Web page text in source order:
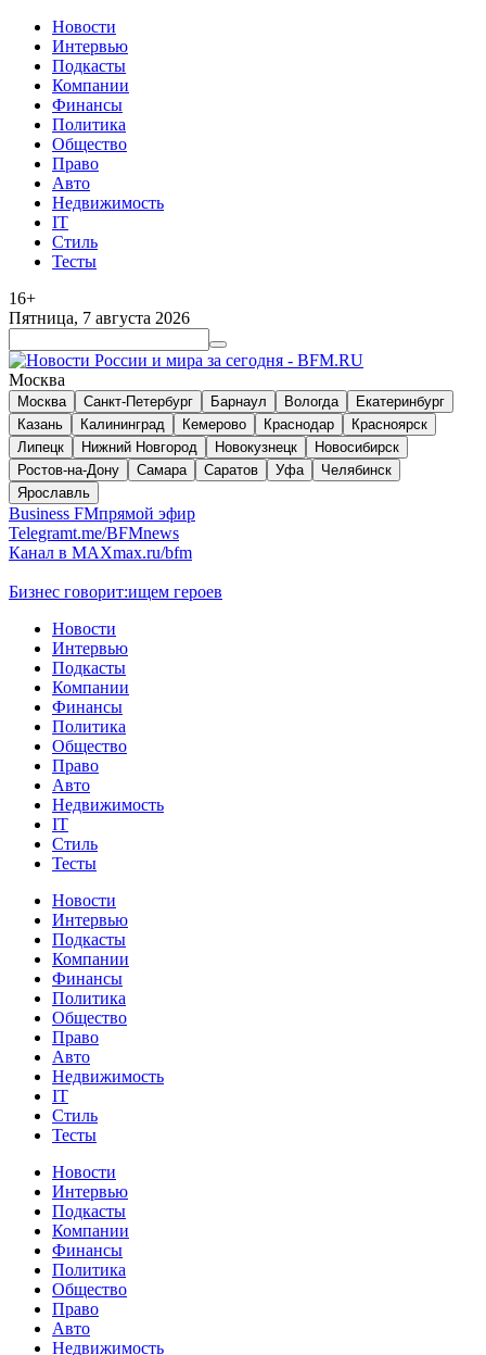
Новости
Интервью
Подкасты
Компании
Финансы
Политика
Общество
Право
Авто
Недвижимость
IT
Стиль
Тесты
16+
Пятница, 7 августа 2026
Москва
Москва Санкт-Петербург Барнаул Вологда
Екатеринбург
Казань
Калининград Кемерово Краснодар
Красноярск
Липецк
Нижний Новгород Новокузнецк
Новосибирск
Ростов-на-Дону
Самара Саратов Уфа
Челябинск
Ярославль
Business FMпрямой эфир
Telegramt.me/BFMnews
Канал в MAXmax.ru/bfm
Бизнес говорит:ищем героев
Новости
Интервью
Подкасты
Компании
Финансы
Политика
Общество
Право
Авто
Недвижимость
IT
Стиль
Тесты
Новости
Интервью
Подкасты
Компании
Финансы
Политика
Общество
Право
Авто
Недвижимость
IT
Стиль
Тесты
Новости
Интервью
Подкасты
Компании
Финансы
Политика
Общество
Право
Авто
Недвижимость